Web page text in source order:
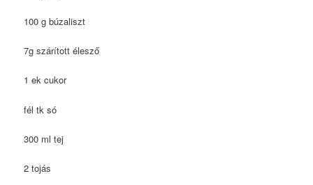
100 g búzaliszt
7g szárított élesző
1 ek cukor
fél tk só
300 ml tej
2 tojás